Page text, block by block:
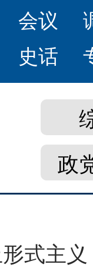
会议
史话
政
式主义